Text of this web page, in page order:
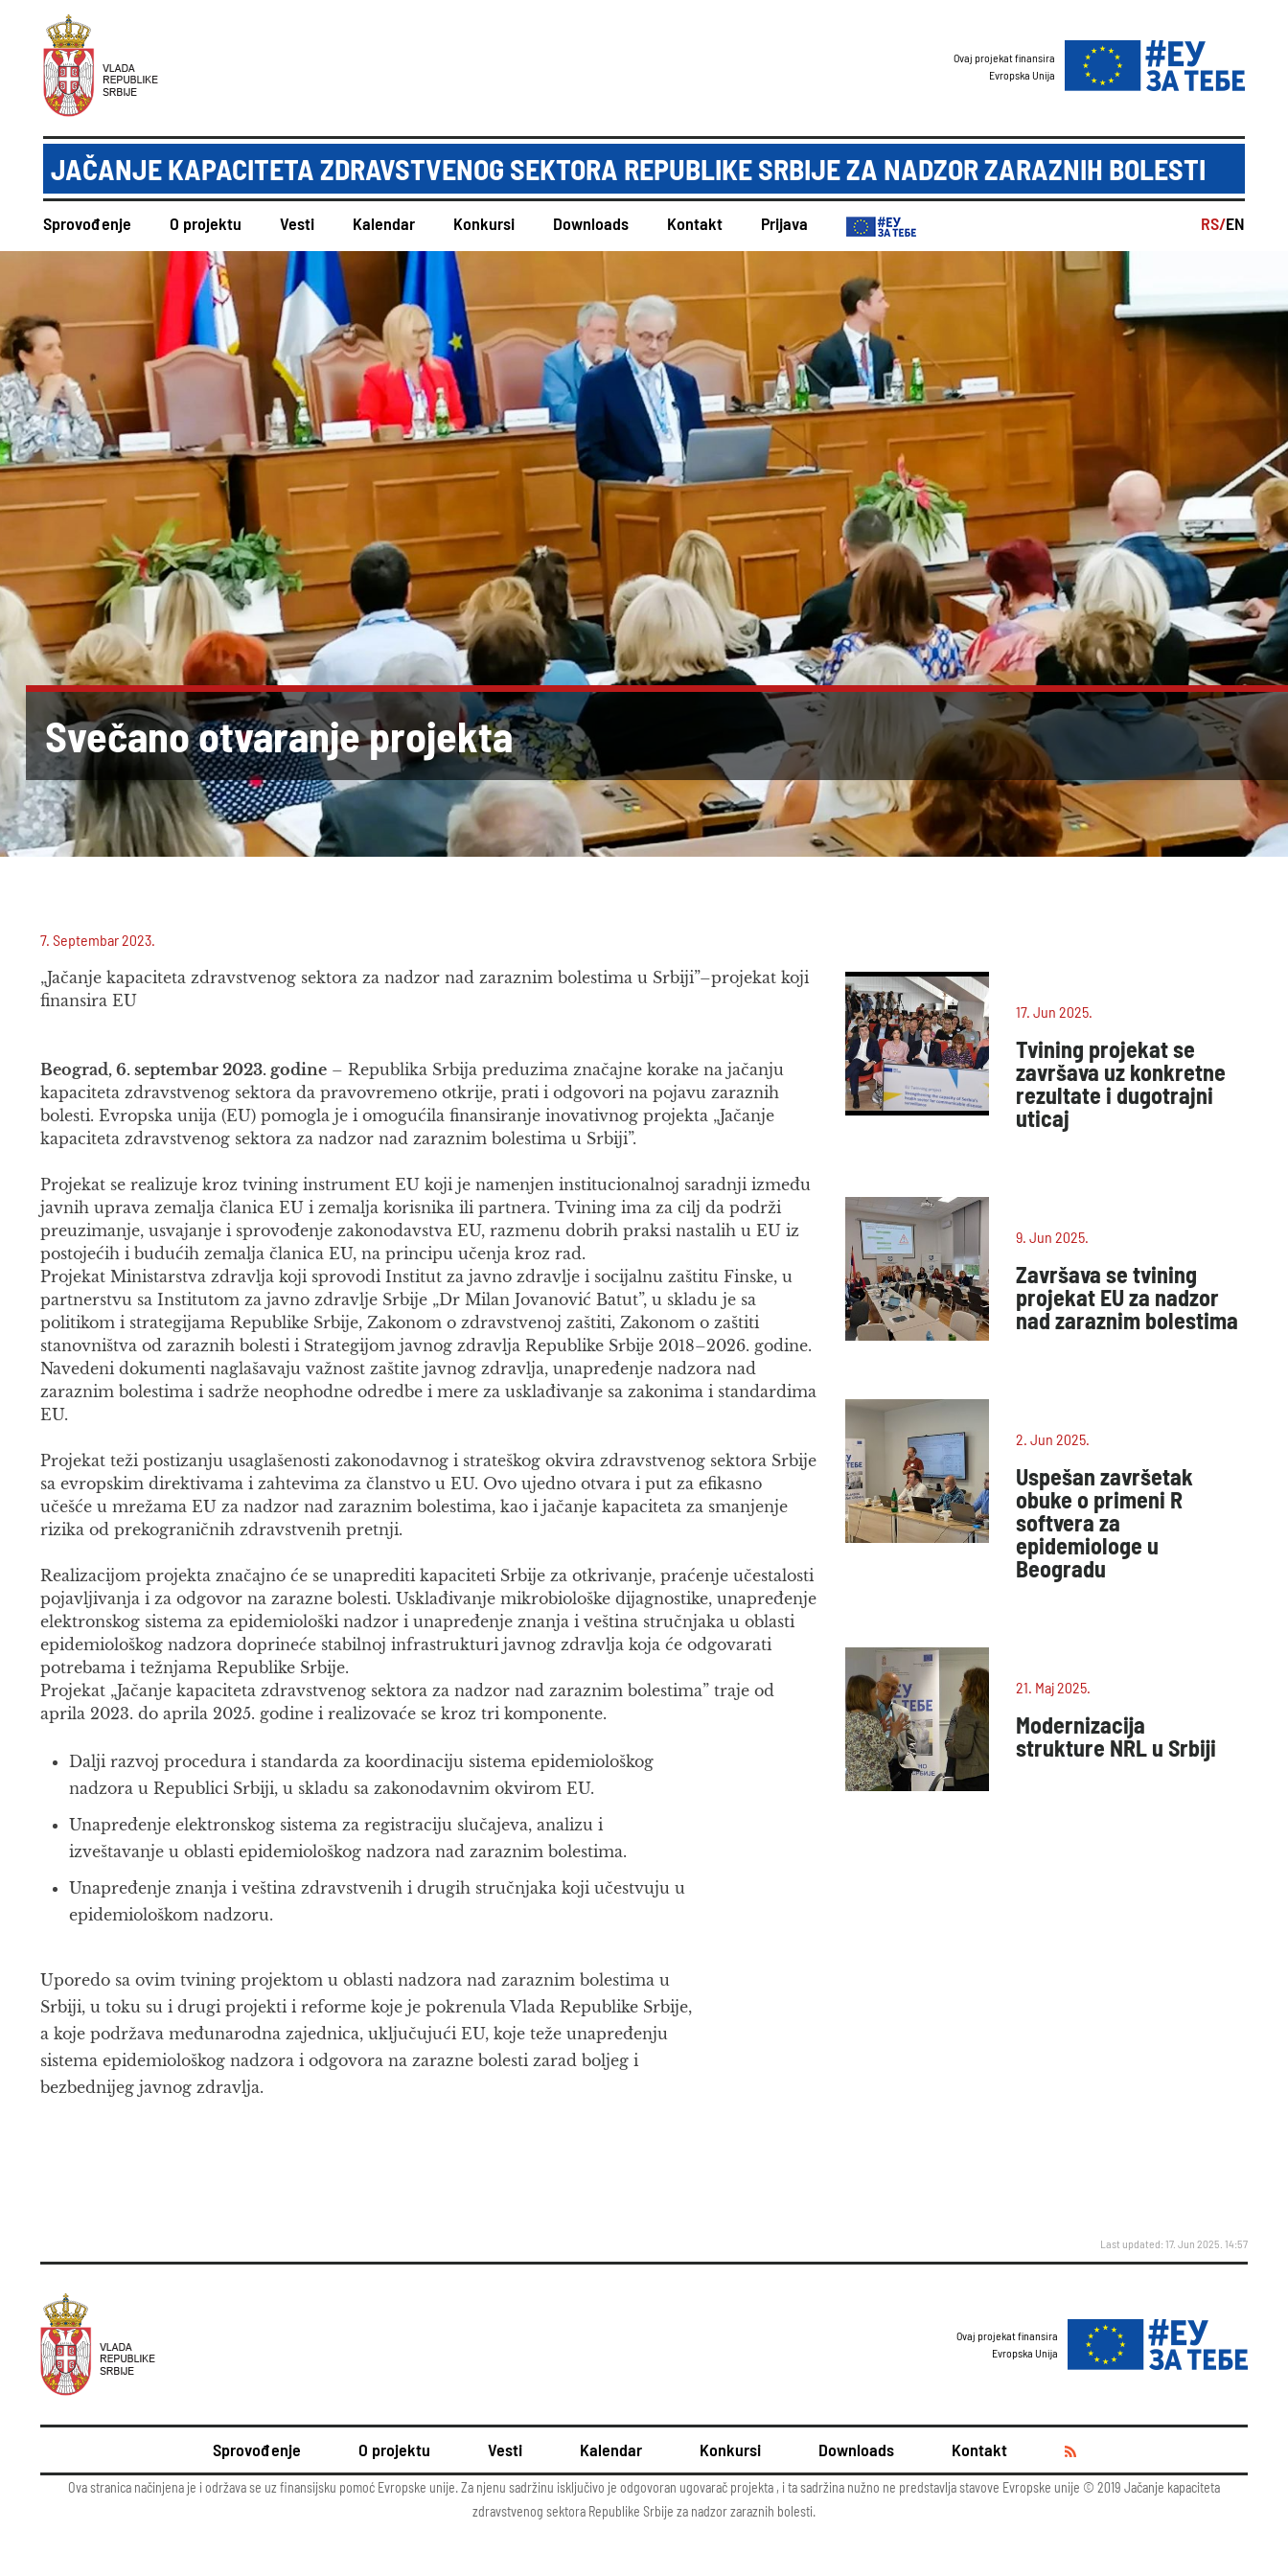
Ovaj projekat finansira
Evropska Unija
JAČANJE KAPACITETA ZDRAVSTVENOG SEKTORA REPUBLIKE SRBIJE ZA NADZOR ZARAZNIH BOLESTI
Sprovođenje O projektu Vesti Kalendar Konkursi Downloads Kontakt Prijava RS/EN
Svečano otvaranje projekta
7. Septembar 2023.
„Jačanje kapaciteta zdravstvenog sektora za nadzor nad zaraznim bolestima u Srbiji”–projekat koji
finansira EU
Beograd, 6. septembar 2023. godine – Republika Srbija preduzima značajne korake na jačanju
kapaciteta zdravstvenog sektora da pravovremeno otkrije, prati i odgovori na pojavu zaraznih
bolesti. Evropska unija (EU) pomogla je i omogućila finansiranje inovativnog projekta „Jačanje
kapaciteta zdravstvenog sektora za nadzor nad zaraznim bolestima u Srbiji”.
Projekat se realizuje kroz tvining instrument EU koji je namenjen institucionalnoj saradnji između
javnih uprava zemalja članica EU i zemalja korisnika ili partnera. Tvining ima za cilj da podrži
preuzimanje, usvajanje i sprovođenje zakonodavstva EU, razmenu dobrih praksi nastalih u EU iz
postojećih i budućih zemalja članica EU, na principu učenja kroz rad.
Projekat Ministarstva zdravlja koji sprovodi Institut za javno zdravlje i socijalnu zaštitu Finske, u
partnerstvu sa Institutom za javno zdravlje Srbije „Dr Milan Jovanović Batut”, u skladu je sa
politikom i strategijama Republike Srbije, Zakonom o zdravstvenoj zaštiti, Zakonom o zaštiti
stanovništva od zaraznih bolesti i Strategijom javnog zdravlja Republike Srbije 2018–2026. godine.
Navedeni dokumenti naglašavaju važnost zaštite javnog zdravlja, unapređenje nadzora nad
zaraznim bolestima i sadrže neophodne odredbe i mere za usklađivanje sa zakonima i standardima
EU.
Projekat teži postizanju usaglašenosti zakonodavnog i strateškog okvira zdravstvenog sektora Srbije
sa evropskim direktivama i zahtevima za članstvo u EU. Ovo ujedno otvara i put za efikasno
učešće u mrežama EU za nadzor nad zaraznim bolestima, kao i jačanje kapaciteta za smanjenje
rizika od prekograničnih zdravstvenih pretnji.
Realizacijom projekta značajno će se unaprediti kapaciteti Srbije za otkrivanje, praćenje učestalosti
pojavljivanja i za odgovor na zarazne bolesti. Usklađivanje mikrobiološke dijagnostike, unapređenje
elektronskog sistema za epidemiološki nadzor i unapređenje znanja i veština stručnjaka u oblasti
epidemiološkog nadzora doprineće stabilnoj infrastrukturi javnog zdravlja koja će odgovarati
potrebama i težnjama Republike Srbije.
Projekat „Jačanje kapaciteta zdravstvenog sektora za nadzor nad zaraznim bolestima” traje od
aprila 2023. do aprila 2025. godine i realizovaće se kroz tri komponente.
Dalji razvoj procedura i standarda za koordinaciju sistema epidemiološkog
nadzora u Republici Srbiji, u skladu sa zakonodavnim okvirom EU.
Unapređenje elektronskog sistema za registraciju slučajeva, analizu i
izveštavanje u oblasti epidemiološkog nadzora nad zaraznim bolestima.
Unapređenje znanja i veština zdravstvenih i drugih stručnjaka koji učestvuju u
epidemiološkom nadzoru.
Uporedo sa ovim tvining projektom u oblasti nadzora nad zaraznim bolestima u
Srbiji, u toku su i drugi projekti i reforme koje je pokrenula Vlada Republike Srbije,
a koje podržava međunarodna zajednica, uključujući EU, koje teže unapređenju
sistema epidemiološkog nadzora i odgovora na zarazne bolesti zarad boljeg i
bezbednijeg javnog zdravlja.
17. Jun 2025.
Tvining projekat se
završava uz konkretne
rezultate i dugotrajni
uticaj
9. Jun 2025.
Završava se tvining
projekat EU za nadzor
nad zaraznim bolestima
2. Jun 2025.
Uspešan završetak
obuke o primeni R
softvera za
epidemiologe u
Beogradu
21. Maj 2025.
Modernizacija
strukture NRL u Srbiji
Last updated: 17. Jun 2025. 14:57
Ovaj projekat finansira
Evropska Unija
Sprovođenje O projektu Vesti Kalendar Konkursi Downloads Kontakt
Ova stranica načinjena je i održava se uz finansijsku pomoć Evropske unije. Za njenu sadržinu isključivo je odgovoran ugovarač projekta , i ta sadržina nužno ne predstavlja stavove Evropske unije © 2019 Jačanje kapaciteta
zdravstvenog sektora Republike Srbije za nadzor zaraznih bolesti.